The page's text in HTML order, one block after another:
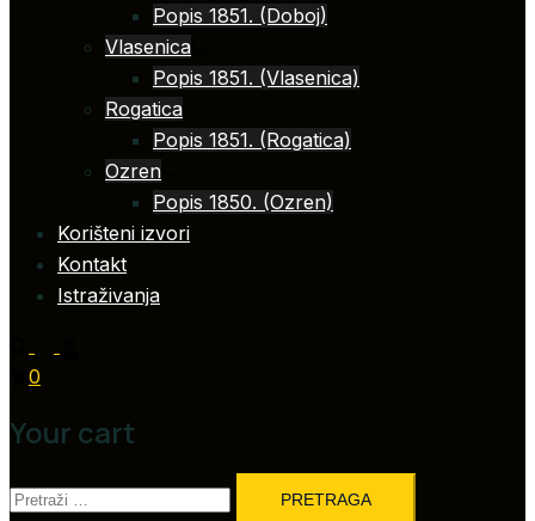
Popis 1851. (Doboj)
Vlasenica
Popis 1851. (Vlasenica)
Rogatica
Popis 1851. (Rogatica)
Ozren
Popis 1850. (Ozren)
Korišteni izvori
Kontakt
Istraživanja
0
Your cart
Pretraga: